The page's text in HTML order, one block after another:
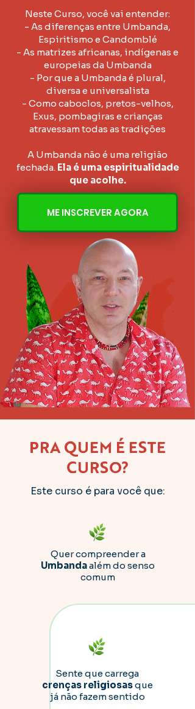
Neste Curso, você vai entender:
- As diferenças entre Umbanda,
Espiritismo e Candomblé
- As matrizes africanas, indígenas e
europeias da Umbanda
- Por que a Umbanda é plural,
diversa e universalista
- Como caboclos, pretos-velhos,
Exus, pombagiras e crianças
atravessam todas as tradições
A Umbanda não é uma religião
fechada.Ela é uma espiritualidade
que acolhe.
ME INSCREVER AGORA
PRA QUEM É ESTE
CURSO?
Este curso é para você que:
Quer compreender a
Umbandaalém do senso
comum
Sente que carrega
crenças religiosasque
já não fazem sentido